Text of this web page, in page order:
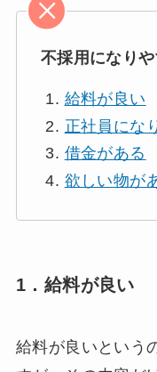
不採用になり
給料が良い
正社員にな
借金がある
欲しい物が
1．給料が良い
給料が良いという